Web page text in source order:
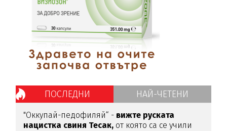
ПОСЛЕДНИ НАЙ-ЧЕТЕНИ
"Оккупай-педофиляй“ - вижте руската
нацистка свиня Тесак, от която са се учили